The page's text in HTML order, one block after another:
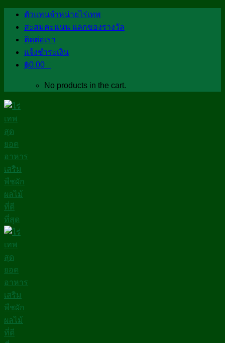
Skip
content
ตัวแทนจำหน่ายไร่เทพ
สะสมคะแนน แลกของรางวัล
ติดต่อเรา
แจ้งชำระเงิน
฿0.00
No products in the cart.